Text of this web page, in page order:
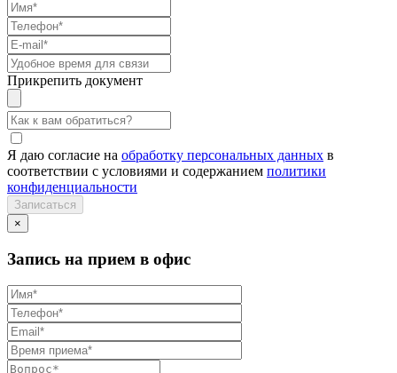
Прикрепить документ
Я даю согласие на обработку персональных данных в
соответствии с условиями и содержанием политики
конфиденциальности
×
Запись на прием в офис